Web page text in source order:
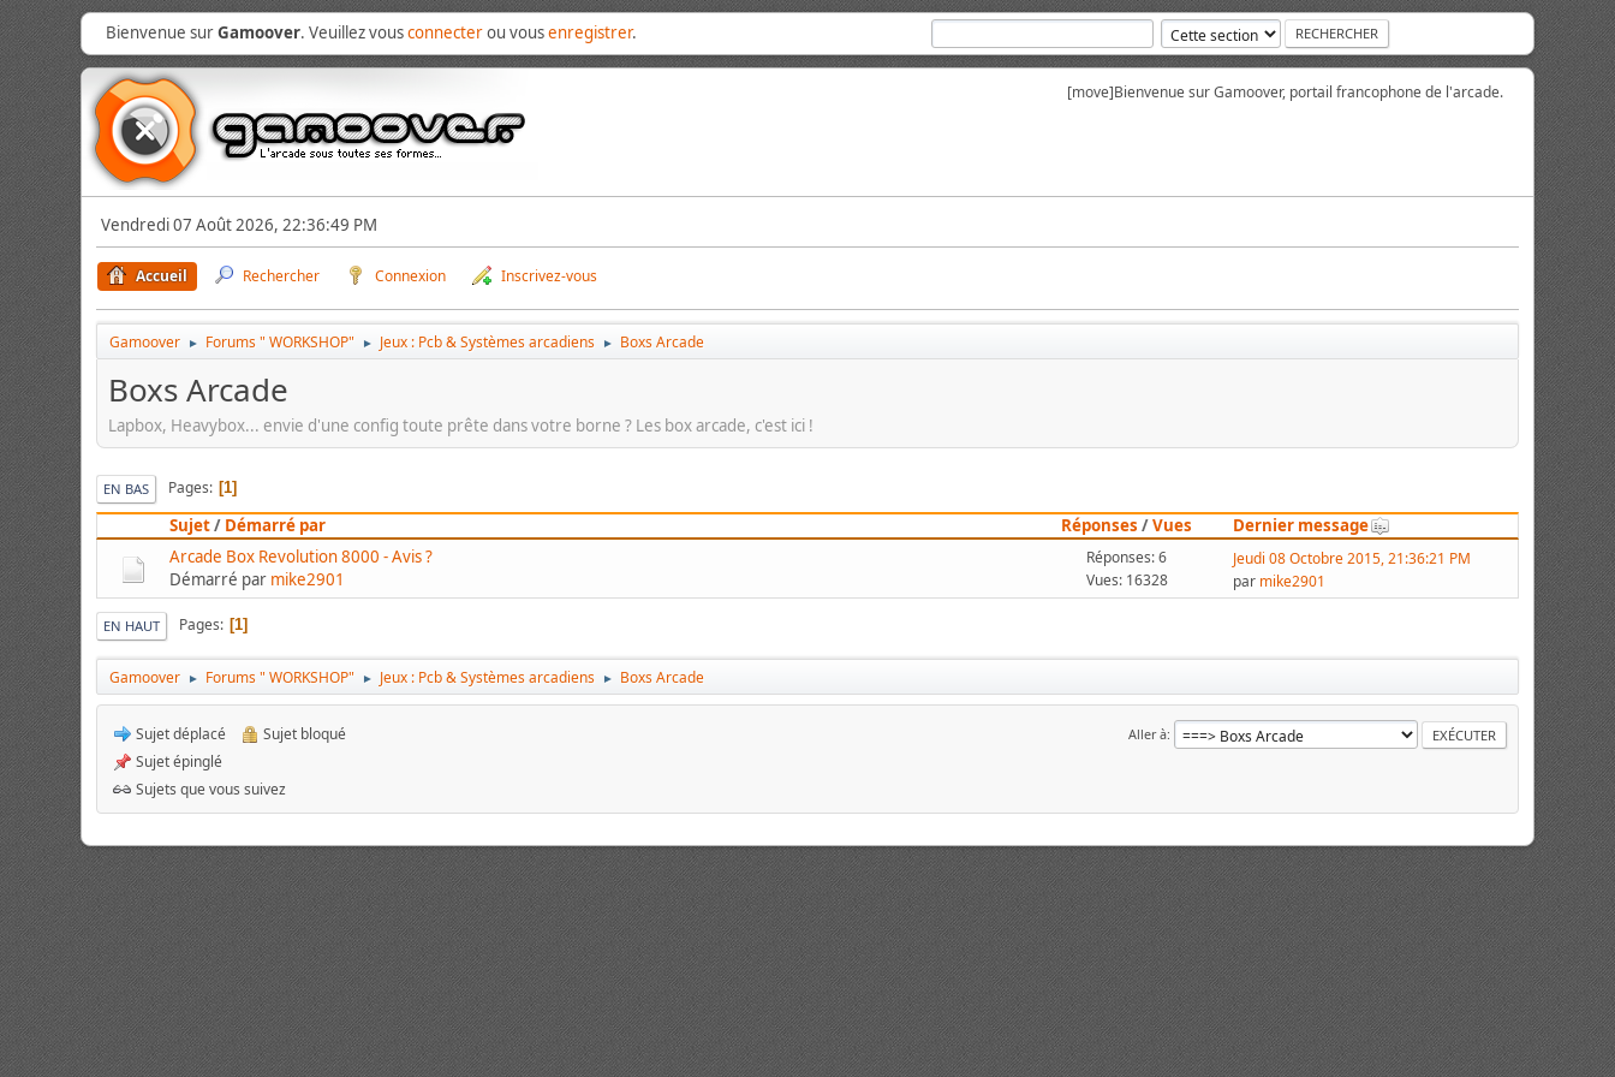
Bienvenue surGamoover. Veuillez vousconnecterou vousenregistrer.
[move]Bienvenue sur Gamoover, portail francophone de l'arcade.
Vendredi 07 Août 2026, 22:36:49 PM
Accueil Rechercher Connexion Inscrivez-vous
Gamoover ► Forums " WORKSHOP" ► Jeux : Pcb & Systèmes arcadiens ► Boxs Arcade
Boxs Arcade
Lapbox, Heavybox... envie d'une config toute prête dans votre borne ? Les box arcade, c'est ici !
EN BAS Pages 1
Sujet/ Démarré par Réponses /Vues
Dernier message
Arcade Box Revolution 8000 - Avis ?
Démarré par mike2901
Réponses: 6
Vues: 16328
Jeudi 08 Octobre 2015, 21:36:21 PM
par mike2901
EN HAUT Pages 1
Gamoover ► Forums " WORKSHOP" ► Jeux : Pcb & Systèmes arcadiens ► Boxs Arcade
Aller à
Sujet déplacé
Sujet bloqué
Sujet épinglé
Sujets que vous suivez